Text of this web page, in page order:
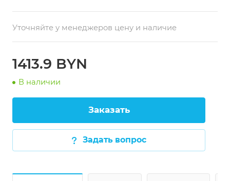
Уточняйте у менеджеров цену и наличие
1413.9 BYN
В наличии
Заказать
Задать вопрос